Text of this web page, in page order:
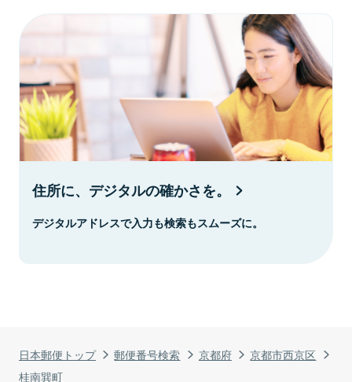
日本郵便トップ 郵便番号検索 京都府
京都市西京区
桂南巽町
住所に、デジタルの確かさを。
デジタルアドレスで入力も検索もスムーズに。